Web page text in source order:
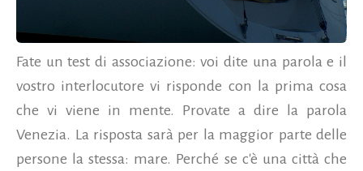
Fate un test di associazione: voi dite una parola e il
vostro interlocutore vi risponde con la prima cosa
che vi viene in mente. Provate a dire la parola
Venezia. La risposta sarà per la maggior parte delle
persone la stessa: mare. Perché se c'è una città che